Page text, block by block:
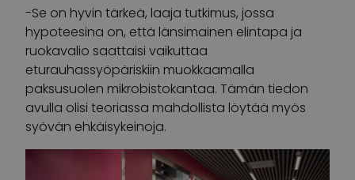
-Se on hyvin tärkeä, laaja tutkimus, jossa
hypoteesina on, että länsimainen elintapa ja
ruokavalio saattaisi vaikuttaa
eturauhassyöpäriskiin muokkaamalla
paksusuolen mikrobistokantaa. Tämän tiedon
avulla olisi teoriassa mahdollista löytää myös
syövän ehkäisykeinoja.